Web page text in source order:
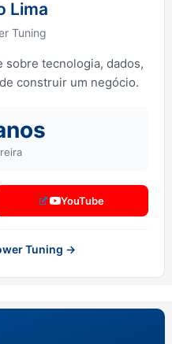
Lima
Tuning
sobre tecnologia, dados,
construir um negócio.
YouTube
Tuning →